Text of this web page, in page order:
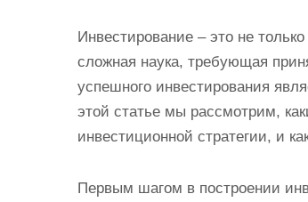
Инвестирование – это не
сложная наука, требующая
успешного инвестирования
этой статье мы рассмотрим,
инвестиционной стратегии, и
Первым шагом в построении